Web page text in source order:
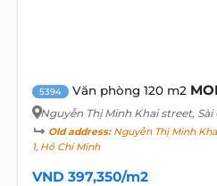
5394 Văn phòng 120 m2
Nguyễn Thị Minh Khai street,
Old address:Nguyễn Thị Minh
1, Hồ Chí Minh
VND 397,350/m2